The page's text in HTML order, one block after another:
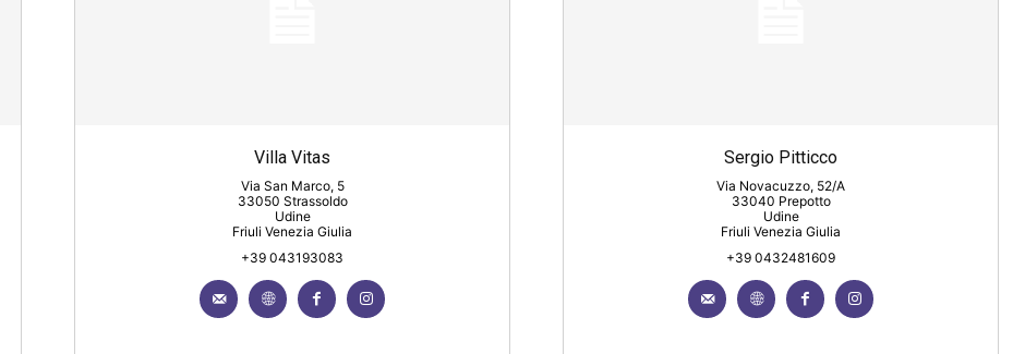
Villa Vitas
Via San Marco, 5
33050 Strassoldo
Udine
Friuli Venezia Giulia
+39 043193083
Sergio Pitticco
Via Novacuzzo, 52/A
33040 Prepotto
Udine
Friuli Venezia Giulia
+39 0432481609